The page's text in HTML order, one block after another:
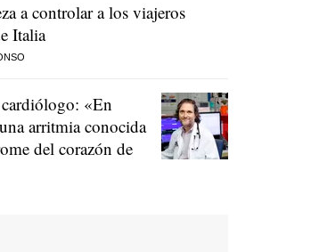
a controlar a los viajeros
Italia
«En
arritmia conocida
del corazón de